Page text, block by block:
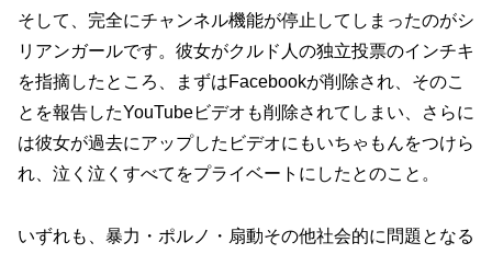
そして、完全にチャンネル機能が停止してしまったのがシ
リアンガールです。彼女がクルド人の独立投票のインチキ
を指摘したところ、まずはFacebookが削除され、そのこ
とを報告したYouTubeビデオも削除されてしまい、さらに
は彼女が過去にアップしたビデオにもいちゃもんをつけら
れ、泣く泣くすべてをプライベートにしたとのこと。
いずれも、暴力・ポルノ・扇動その他社会的に問題となる